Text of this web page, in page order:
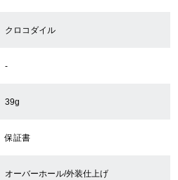
て
クロコダイル
-
39g
保証書
オーバーホール/外装仕上げ